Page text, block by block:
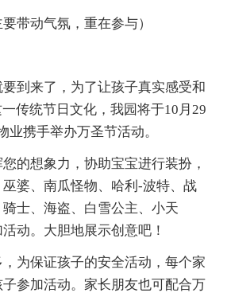
动气氛，重在参与）
来了，为了让孩子真实感受和
传统节日文化，我园将于10月29
业携手举办万圣节活动。
想象力，协助宝宝进行装扮，
婆、南瓜怪物、哈利-波特、战
士、海盗、白雪公主、小天
动。大胆地展示创意吧！
保证孩子的安全活动，每个家
参加活动。家长朋友也可配合万